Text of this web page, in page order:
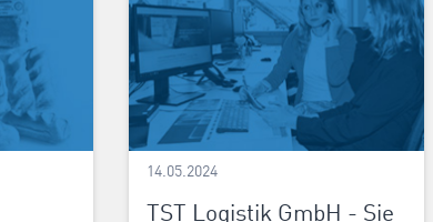
14.05.2024
TST Logistik GmbH - Sie